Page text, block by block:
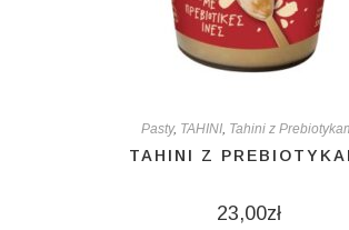
Pasty, TAHINI, Tahini z
TAHINI Z
23,00zł